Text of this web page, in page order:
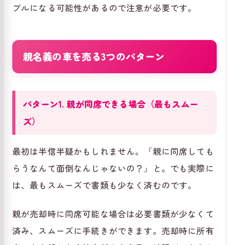
ブルになる可能性があるので注意が必要です。
親名義の車を売る3つのパターン
パターン1. 親が同席できる場合（最もスムー
ズ）
最初は半信半疑かもしれません。「親に同席しても
らうなんて面倒なんじゃないの？」と。でも実際に
は、最もスムーズで書類も少なく済むのです。
親が売却時に同席可能な場合は必要書類が少なくて
済み、スムーズに手続きができます。売却時に所有